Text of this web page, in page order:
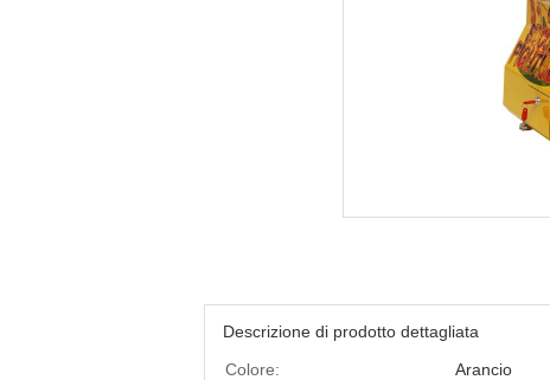
Descrizione di prodotto dettagliata
Colore:
Arancio